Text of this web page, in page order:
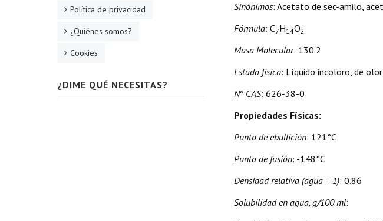
Sinónimos: Acetato de sec-amilo,
Fórmula: C7H14O2
Masa Molecular: 130.2
Estado físico: Líquido incoloro, de
Nº CAS: 626-38-0
Propiedades Físicas:
Punto de ebullición: 121°C
Punto de fusión: -148°C
Densidad relativa (agua = 1): 0.86
Solubilidad en agua, g/100 ml:
Política de privacidad
¿Quiénes somos?
Cookies
¿DIME QUÉ NECESITAS?